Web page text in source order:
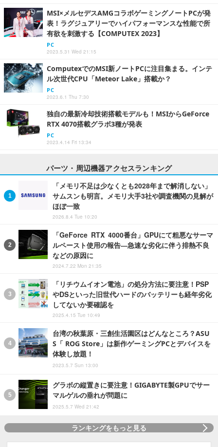
MSI×メルセデスAMGコラボゲーミングノートPCが発
表！ラグジュアリーでハイパフォーマンスな性能で所
有欲を刺激する【COMPUTEX 2023】
PC
2023.5.31 Wed 21:15
ComputexでのMSI新ノートPCに注目集まる。インテ
ル次世代CPU「Meteor Lake」搭載か？
PC
2023.6.1 Thu 7:30
独自の最新冷却技術搭載モデルも！MSIからGeForce
RTX 4070搭載グラボ3種が発表
PC
2023.4.14 Fri 13:34
パーツ・周辺機器アクセスランキング
「メモリ不足は少なくとも2028年まで解消しない」
サムスンも明言。メモリ大手3社や調査機関の見解が
ほぼ一致
2026.8.4 Tue 10:20
「GeForce RTX 4000番台」GPUにて粗悪なサーマ
ルペースト使用の報告―急速な劣化に伴う排熱不良
などの原因に
2024.7.22 Mon 21:35
「リチウムイオン電池」の処分方法に要注意！PSP
やDSといった旧世代ハードのバッテリーも経年劣化
してないか要確認を
2025.4.15 Tue 10:49
台湾の秋葉原・三創生活園区はどんなところ？ASU
S「 ROG Store」は新作ゲーミングPCとデバイスを
体験し放題！
2023.5.7 Sun 13:00
グラボの縦置きに要注意！GIGABYTE製GPUでサー
マルゲルの垂れが問題に
2025.5.7 Wed 21:42
ランキングをもっと見る